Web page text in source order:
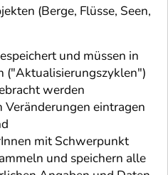
(Berge, Flüsse, Seen,
und müssen in
("Aktualisierungszyklen")
werden
eintragen
mit Schwerpunkt
und speichern alle